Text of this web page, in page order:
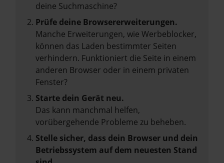
deine Suchmaschine?
Prüfe deine Browsererweiterungen.
Manche Erweiterungen, wie Werbeblocker,
können das Laden bestimmter Seiten
verhindern. Funktioniert die Seite in einem
anderen Browser oder in einem privaten
Fenster?
Starte dein Gerät neu.
Das kann manchmal helfen,
vorübergehende Probleme zu beheben.
Stelle sicher, dass dein Browser und dein
Betriebssystem auf dem neuesten Stand